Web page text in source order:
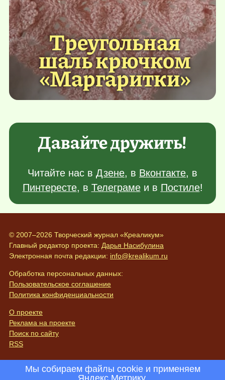
Треугольная
шаль крючком
«Маргаритки»
Давайте дружить!
Читайте нас в Дзене, в Вконтакте, в
Пинтересте, в Телеграмеи в Постиле!
© 2007–2026 Творческий журнал «Креаликум»
Главный редактор проекта: Дарья Насибулина
Электронная почта редакции: info@krealikum.ru
Обработка персональных данных:
Пользовательское соглашение
Политика конфиденциальности
О проекте
Реклама на проекте
Поиск по сайту
RSS
Мы собираем файлы cookie и применяем
Яндекс.Метрику.